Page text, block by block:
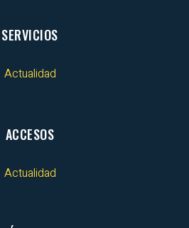
SERVICIOS
Actualidad
ACCESOS
Actualidad